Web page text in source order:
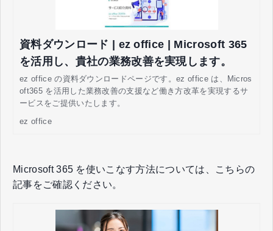
資料ダウンロード | ez office | Microsoft 365
を活用し、貴社の業務改善を実現します。
ez office の資料ダウンロードページです。ez office は、Micros
oft365 を活用した業務改善の支援など働き方改革を実現するサ
ービスをご提供いたします。
ez office
Microsoft 365 を使いこなす方法については、こちらの
記事をご確認ください。